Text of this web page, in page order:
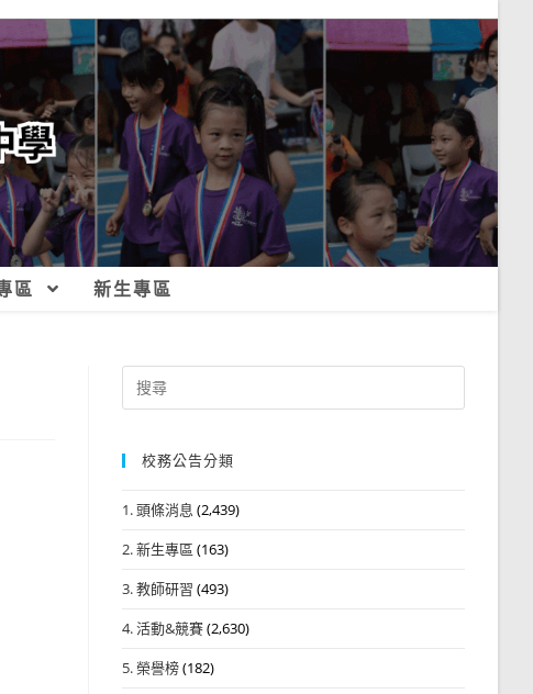
區 新生專區
Search
for:
校務公告分類
1. 頭條消息 (2,439)
2. 新生專區 (163)
3. 教師研習 (493)
4. 活動&競賽(2,630)
5. 榮譽榜(182)